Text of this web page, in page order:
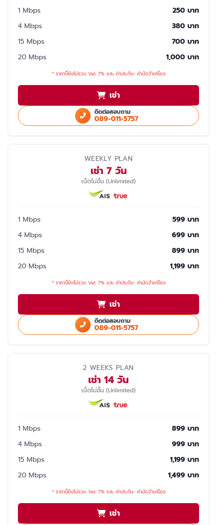
1 Mbps
250 บาท
4 Mbps
380 บาท
15 Mbps
700 บาท
20 Mbps
1,000 บาท
* ราคานี้ยังไม่รวม Vat 7% และ ค่าประกัน- ค่ามัดจำเครื่อง
เช่า
ติดต่อสอบถาม
089-011-5757
WEEKLY PLAN
เช่า 7 วัน
เน็ตไม่อั้น (Unlimited)
1 Mbps
599 บาท
4 Mbps
699 บาท
15 Mbps
899 บาท
20 Mbps
1,199 บาท
* ราคานี้ยังไม่รวม Vat 7% และ ค่าประกัน- ค่ามัดจำเครื่อง
เช่า
ติดต่อสอบถาม
089-011-5757
2 WEEKS PLAN
เช่า 14 วัน
เน็ตไม่อั้น (Unlimited)
1 Mbps
899 บาท
4 Mbps
999 บาท
15 Mbps
1,199 บาท
20 Mbps
1,499 บาท
* ราคานี้ยังไม่รวม Vat 7% และ ค่าประกัน- ค่ามัดจำเครื่อง
เช่า